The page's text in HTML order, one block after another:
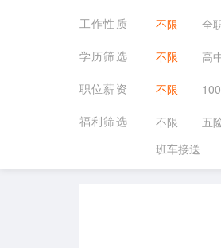
工作性质
不限 全
学历筛选
不限 高
职位薪资
不限
福利筛选
不限 五
班车接送